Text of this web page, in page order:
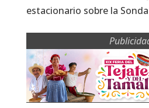
estacionario sobre la